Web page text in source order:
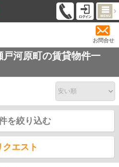
お問合せ
河原町の賃貸物件一
を絞り込む
クエスト